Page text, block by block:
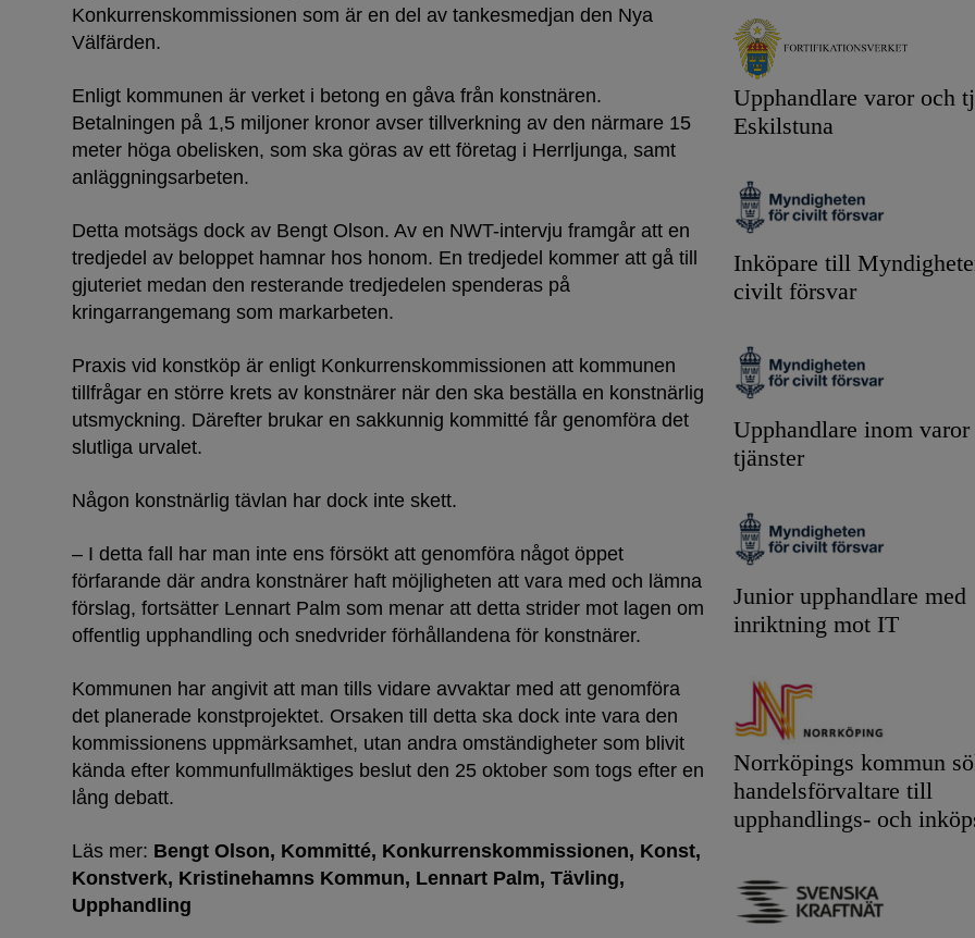
Konkurrenskommissionen som är en del av tankesmedjan den Nya
Välfärden.
Enligt kommunen är verket i betong en gåva från konstnären.
Betalningen på 1,5 miljoner kronor avser tillverkning av den närmare 15
meter höga obelisken, som ska göras av ett företag i Herrljunga, samt
anläggningsarbeten.
Detta motsägs dock av Bengt Olson. Av en NWT-intervju framgår att en
tredjedel av beloppet hamnar hos honom. En tredjedel kommer att gå till
gjuteriet medan den resterande tredjedelen spenderas på
kringarrangemang som markarbeten.
Praxis vid konstköp är enligt Konkurrenskommissionen att kommunen
tillfrågar en större krets av konstnärer när den ska beställa en konstnärlig
utsmyckning. Därefter brukar en sakkunnig kommitté får genomföra det
slutliga urvalet.
Någon konstnärlig tävlan har dock inte skett.
– I detta fall har man inte ens försökt att genomföra något öppet
förfarande där andra konstnärer haft möjligheten att vara med och lämna
förslag, fortsätter Lennart Palm som menar att detta strider mot lagen om
offentlig upphandling och snedvrider förhållandena för konstnärer.
Kommunen har angivit att man tills vidare avvaktar med att genomföra
det planerade konstprojektet. Orsaken till detta ska dock inte vara den
kommissionens uppmärksamhet, utan andra omständigheter som blivit
kända efter kommunfullmäktiges beslut den 25 oktober som togs efter en
lång debatt.
Läs mer: Bengt Olson Kommitté Konkurrenskommissionen Konst
Konstverk Kristinehamns Kommun Lennart Palm Tävling
Upphandling
Upphandlare varor och
Eskilstuna
Inköpare till
civilt försvar
Upphandlare inom varor
tjänster
Junior upphandlare med
inriktning mot IT
Norrköpings kommun
handelsförvaltare till
upphandlings- och